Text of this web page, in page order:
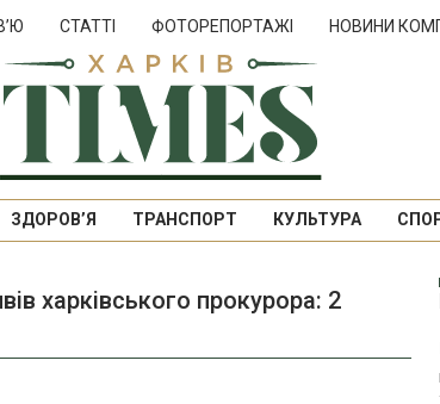
СТАТТІ ФОТОРЕПОРТАЖІ НОВИНИ
ЗДОРОВ’Я ТРАНСПОРТ КУЛЬТУРА
харківського прокурора: 2